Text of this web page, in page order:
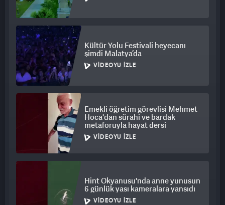
Kültür Yolu Festivali heyecanı
şimdi Malatya’da
VIDEOYU İZLE
Emekli öğretim görevlisi Mehmet
Hoca'dan sürahi ve bardak
metaforuyla hayat dersi
VIDEOYU İZLE
Hint Okyanusu'nda anne yunusun
6 günlük yası kameralara yansıdı
VIDEOYU İZLE